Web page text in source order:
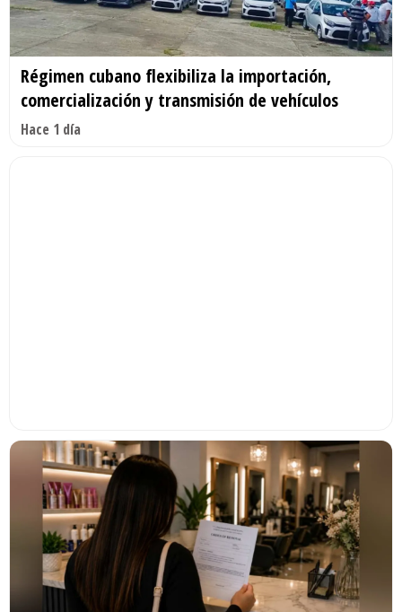
Régimen cubano flexibiliza la importación,
comercialización y transmisión de vehículos
Hace 1 día